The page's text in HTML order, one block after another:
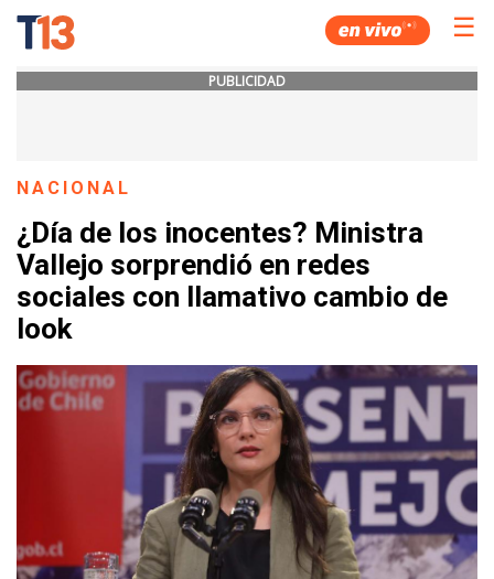
☰
PUBLICIDAD
NACIONAL
¿Día de los inocentes? Ministra
Vallejo sorprendió en redes
sociales con llamativo cambio de
look